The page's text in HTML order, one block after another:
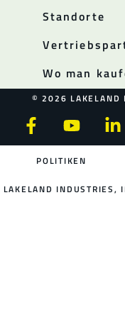
Standorte
Wo man
© 2026 LAKELAND
POLITIKEN
LAKELAND INDUSTRIES,